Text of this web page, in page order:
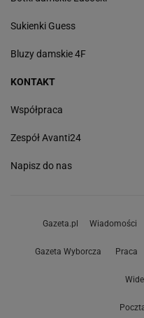
Sukienki Guess
Bluzy damskie 4F
KONTAKT
Współpraca
Zespół Avanti24
Napisz do nas
Gazeta.pl Wiadomości
Gazeta Wyborcza Praca